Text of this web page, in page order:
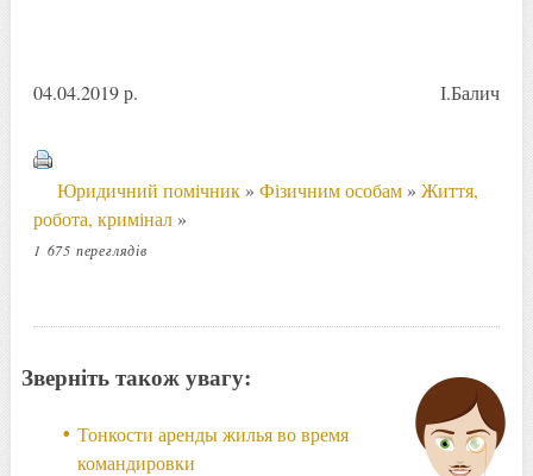
04.04.2019 р. І.Балич
Юридичний помічник» Фізичним особам» Життя,
робота, кримінал»
1 675 переглядів
Зверніть також увагу:
Тонкости аренды жилья во время
командировки